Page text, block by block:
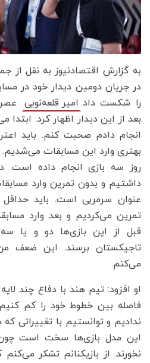
به گزارش اقتصادنیوز به نقل از
در جریان دومین دیدار خود در
را شکست داد. امیر قلعه‌نویی
بعد از این دیدار اظهار کرد:
انجام دادم صحبت کنم. باید
داشتیم و بدون تمرین وارد
عنوان سرمربی است. باید
تمرین می‌کردیم و بعد وارد
قبل از این بازی‌ها دو و یا سه
تاجیکستان برسند. این ضعف
می‌کنم.
او افزود: تیم‌ هند با دفاع چند
فاصله بین خطوط خود را کم
ندادیم و توانستیم با تغییراتی
این مدل بازی‌ها سخت است
نخورند. از بازیکنانم تشکر